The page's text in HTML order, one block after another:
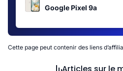
Google Pixel 9a
Cette page peut contenir des liens